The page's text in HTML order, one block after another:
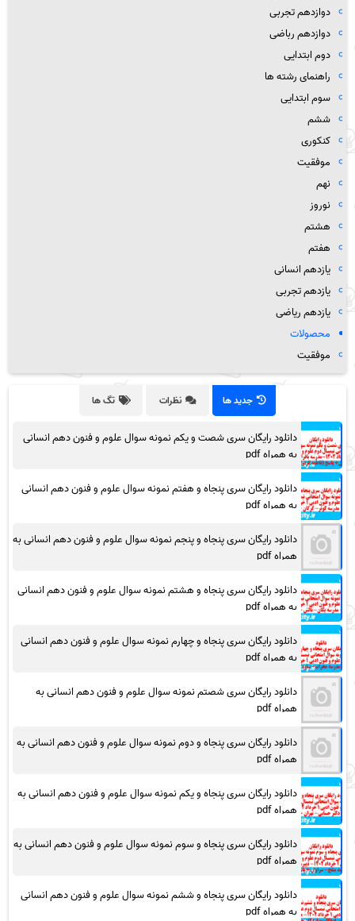
دوازدهم تجربی
دوازدهم رباضی
دوم ابتدایی
راهنمای رشته ها
سوم ابتدایی
ششم
کنکوری
موفقیت
نهم
نوروز
هشتم
هفتم
یازدهم انسانی
یازدهم تجربی
یازدهم ریاضی
محصولات
موفقیت
جدید ها نظرات تگ ها
دانلود رایگان سری شصت و یکم نمونه سوال علوم و فنون دهم انسانی
به همراه pdf
دانلود رایگان سری پنجاه و هفتم نمونه سوال علوم و فنون دهم انسانی
به همراه pdf
دانلود رایگان سری پنجاه و پنجم نمونه سوال علوم و فنون دهم انسانی به
همراه pdf
دانلود رایگان سری پنجاه و هشتم نمونه سوال علوم و فنون دهم انسانی
به همراه pdf
دانلود رایگان سری پنجاه و چهارم نمونه سوال علوم و فنون دهم انسانی
به همراه pdf
دانلود رایگان سری شصتم نمونه سوال علوم و فنون دهم انسانی به
همراه pdf
دانلود رایگان سری پنجاه و دوم نمونه سوال علوم و فنون دهم انسانی به
همراه pdf
دانلود رایگان سری پنجاه و یکم نمونه سوال علوم و فنون دهم انسانی به
همراه pdf
دانلود رایگان سری پنجاه و سوم نمونه سوال علوم و فنون دهم انسانی به
همراه pdf
دانلود رایگان سری پنجاه و ششم نمونه سوال علوم و فنون دهم انسانی
به همراه pdf